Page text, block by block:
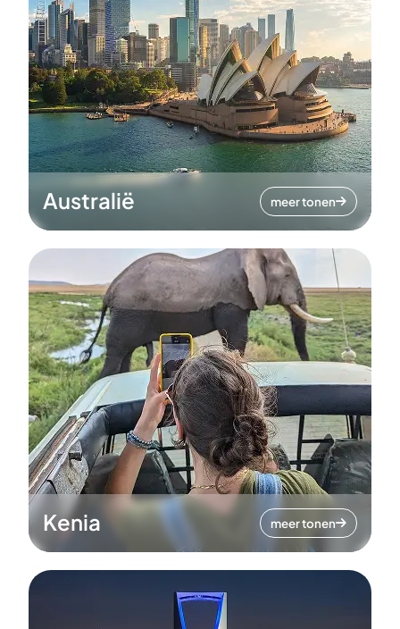
Australië meer tonen
Kenia meer tonen